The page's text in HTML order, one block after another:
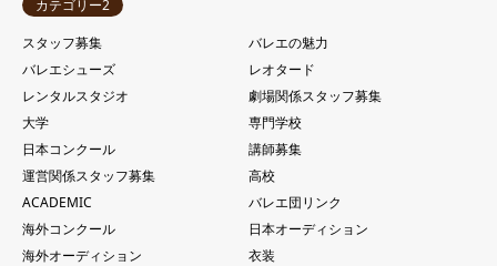
カテゴリー2
スタッフ募集
バレエの魅力
バレエシューズ
レオタード
レンタルスタジオ
劇場関係スタッフ募集
大学
専門学校
日本コンクール
講師募集
運営関係スタッフ募集
高校
ACADEMIC
バレエ団リンク
海外コンクール
日本オーディション
海外オーディション
衣装